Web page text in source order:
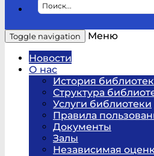
Toggle navigation
Меню
Новости
О нас
История
Структура
Услуги библиотеки
Правила
Документы
Залы
Независимая